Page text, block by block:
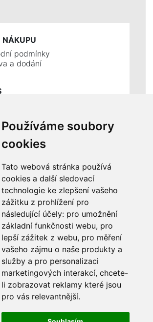
Používáme soubory
cookies
Tato webová stránka používá
cookies a další sledovací
technologie ke zlepšení vašeho
zážitku z prohlížení pro
následující účely: pro umožnění
základní funkčnosti webu, pro
lepší zážitek z webu, pro měření
vašeho zájmu o naše produkty a
služby a pro personalizaci
marketingových interakcí, chcete-
li zobrazovat reklamy které jsou
pro vás relevantnější.
NÁKUPU
podmínky
a dodání
a současnost
ÚDAJE
prací
INFORMACE
osobních údajů
ODKAZY
od smlouvy
o.
1265